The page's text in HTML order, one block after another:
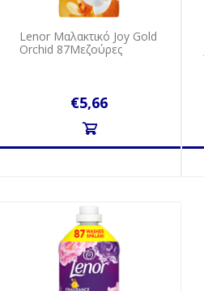
Lenor Mαλακτικό Joy Gold
Orchid 87Mεζούρες
€5,66